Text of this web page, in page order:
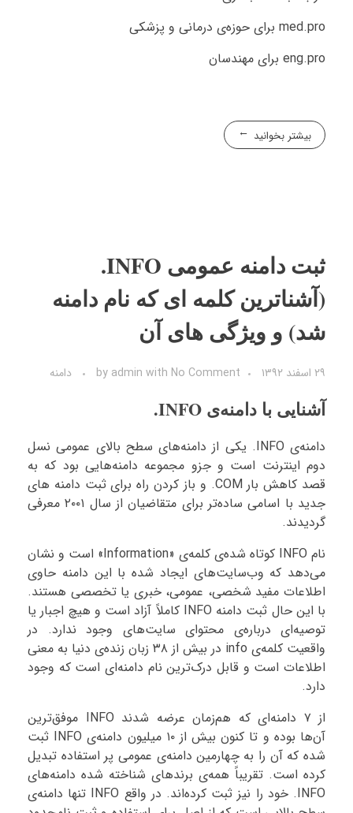
med.pro برای حوزه‌ی درمانی و پزشکی
eng.pro برای مهندسان
بیشتر بخوانید
ثبت دامنه عمومی INFO.
(آشناترین کلمه ای که نام دامنه
شد) و ویژگی های آن
۲۹ اسفند ۱۳۹۲ by admin with No Comment دامنه
آشنایی با دامنه‌ی INFO.
دامنه‌ی INFO. یکی از دامنه‌های سطح بالای عمومی نسل
دوم اینترنت است و جزو مجموعه دامنه‌هایی بود که به
قصد کاهش بار COM. و باز کردن راه برای ثبت دامنه های
جدید با اسامی ساده‌تر برای متقاضیان از سال ۲۰۰۱ معرفی
گردیدند.
نام INFO کوتاه شده‌ی کلمه‌ی «Information» است و نشان
می‌دهد که وب‌سایت‌های ایجاد شده با این دامنه حاوی
اطلاعات مفید شخصی، عمومی، خبری یا تخصصی هستند.
با این حال ثبت دامنه INFO کاملاً آزاد است و هیچ اجبار یا
توصیه‌ای درباره‌ی محتوای سایت‌های وجود ندارد. در
واقعیت کلمه‌ی info در بیش از ۳۸ زبان زنده‌ی دنیا به معنی
اطلاعات است و قابل درک‌ترین نام دامنه‌ای است که وجود
دارد.
از ۷ دامنه‌ای که هم‌زمان عرضه شدند INFO موفق‌ترین
آن‌ها بوده و تا کنون بیش از ۱۰ میلیون دامنه‌ی INFO ثبت
شده که آن را به چهارمین دامنه‌ی عمومی پر استفاده تبدیل
کرده است. تقریباً همه‌ی برندهای شناخته شده دامنه‌های
INFO. خود را نیز ثبت کرده‌اند. در واقع INFO تنها دامنه‌ی